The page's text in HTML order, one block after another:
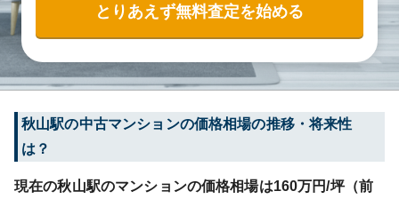
とりあえず無料査定を始める
秋山駅の中古マンションの価格相場の推移・将来性
は？
現在の秋山駅のマンションの価格相場は160万円/坪（前